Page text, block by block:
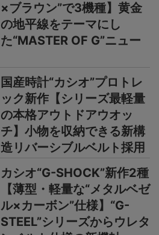
×ブラウン”で3機種】黄金
の地平線をテーマにし
た“MASTER OF G”ニュー
国産時計“カシオ”プロトレ
ック新作【シリーズ最軽量
の本格アウトドアウオッ
チ】小物を収納できる新構
造リバーシブルベルト採用
カシオ“G-SHOCK”新作2種
【薄型・軽量な“メタルベゼ
ル×カーボン”仕様】“G-
STEEL”シリーズからウレタ